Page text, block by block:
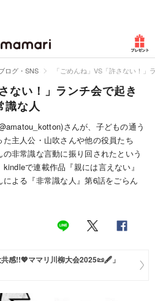
リ
ログ・SNS 「ごめんね」VS「許さない！
ない！」ランチ会で起き
識な人
さんが、子どもの通う
主人公・山吹さんや他の役員たち
非常識な言動に振り回されたという
で連載作品『親には言えない』
よる『非常識な人』第6話をごらん
感!!💖ママリ川柳大会2025📜🖋️」